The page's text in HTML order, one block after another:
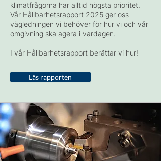
klimatfrågorna har alltid högsta prioritet.
Vår Hållbarhetsrapport 2025 ger oss
vägledningen vi behöver för hur vi och vår
omgivning ska agera i vardagen.
I vår Hållbarhetsrapport berättar vi hur!
Läs rapporten